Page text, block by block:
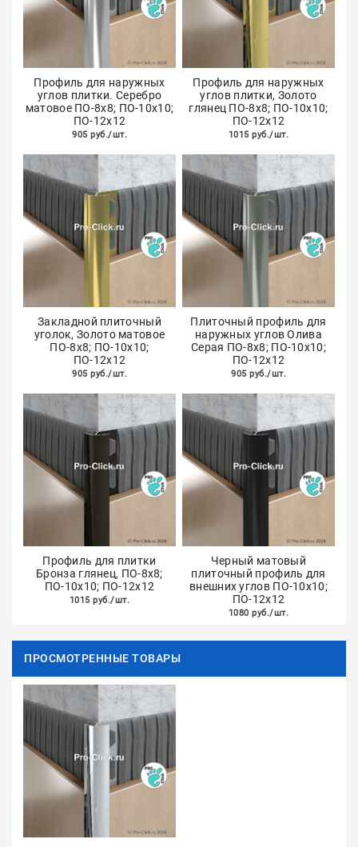
Профиль для наружных
углов плитки. Серебро
матовое ПО-8х8; ПО-10х10;
ПО-12х12
905 руб./шт.
Профиль для наружных
углов плитки, Золото
глянец ПО-8х8; ПО-10х10;
ПО-12х12
1015 руб./шт.
Закладной плиточный
уголок, Золото матовое
ПО-8х8; ПО-10х10;
ПО-12х12
905 руб./шт.
Плиточный профиль для
наружных углов Олива
Серая ПО-8х8; ПО-10х10;
ПО-12х12
905 руб./шт.
Профиль для плитки
Бронза глянец, ПО-8х8;
ПО-10х10; ПО-12х12
1015 руб./шт.
Черный матовый
плиточный профиль для
внешних углов ПО-10х10;
ПО-12х12
1080 руб./шт.
ПРОСМОТРЕННЫЕ ТОВАРЫ